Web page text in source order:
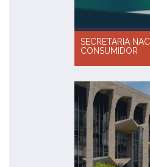
SECRETARIA
CONSUMIDOR